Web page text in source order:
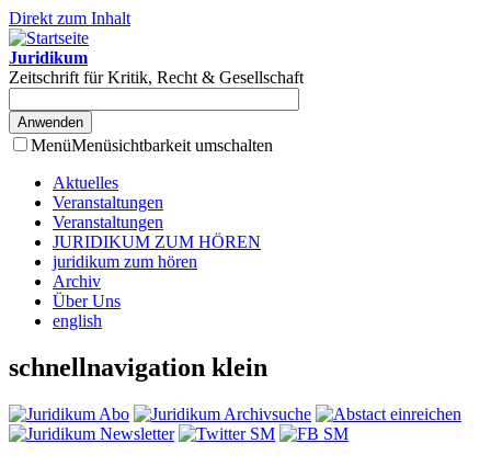
Direkt zum Inhalt
Juridikum
Zeitschrift für Kritik, Recht & Gesellschaft
MenüMenüsichtbarkeit umschalten
Aktuelles
Veranstaltungen
Veranstaltungen
JURIDIKUM ZUM HÖREN
juridikum zum hören
Archiv
Über Uns
english
schnellnavigation klein